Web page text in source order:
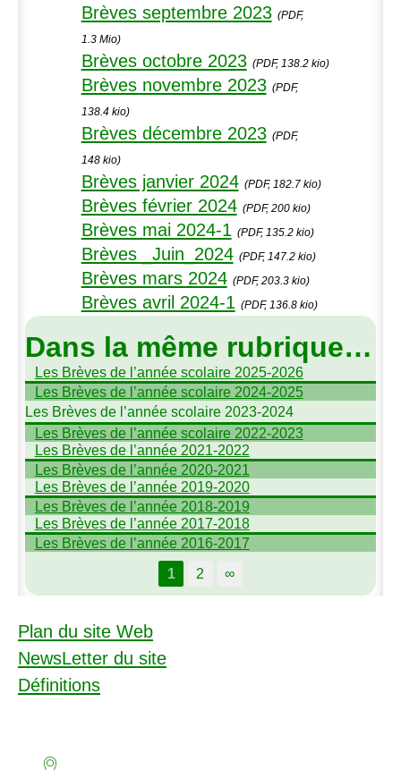
Brèves septembre 2023 (PDF,
1.3 Mio)
Brèves octobre 2023 (PDF, 138.2 kio)
Brèves novembre 2023 (PDF,
138.4 kio)
Brèves décembre 2023 (PDF,
148 kio)
Brèves janvier 2024 (PDF, 182.7 kio)
Brèves février 2024 (PDF, 200 kio)
Brèves mai 2024-1 (PDF, 135.2 kio)
Brèves _Juin_2024 (PDF, 147.2 kio)
Brèves mars 2024 (PDF, 203.3 kio)
Brèves avril 2024-1 (PDF, 136.8 kio)
Dans la même rubrique…
Les Brèves de l’année scolaire 2025-2026
Les Brèves de l’année scolaire 2024-2025
Les Brèves de l’année scolaire 2023-2024
Les Brèves de l’année scolaire 2022-2023
Les Brèves de l’année 2021-2022
Les Brèves de l’année 2020-2021
Les Brèves de l’année 2019-2020
Les Brèves de l’année 2018-2019
Les Brèves de l’année 2017-2018
Les Brèves de l’année 2016-2017
1
2 ∞
Plan du site Web
NewsLetter du site
Définitions